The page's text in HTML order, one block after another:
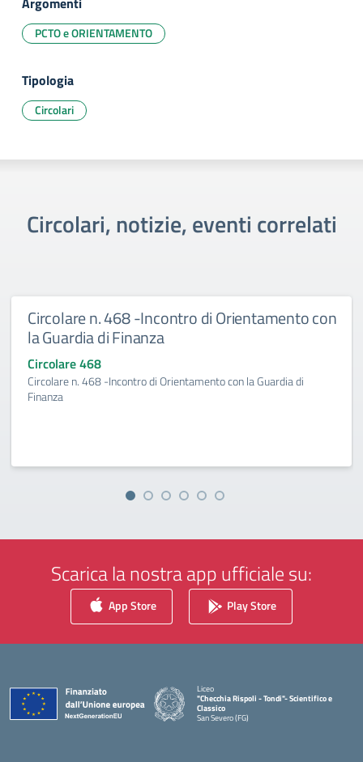
PCTO e ORIENTAMENTO
Tipologia
Circolari
Circolari, notizie, eventi correlati
Circolare n. 468 -Incontro di Orientamento con
la Guardia di Finanza
Circolare 468
Circolare n. 468 -Incontro di Orientamento con la Guardia di
Finanza
Scarica la nostra app ufficiale su:
App Store Play Store
Liceo
"Checchia Rispoli - Tondi"- Scientifico e
Classico
San Severo (FG)